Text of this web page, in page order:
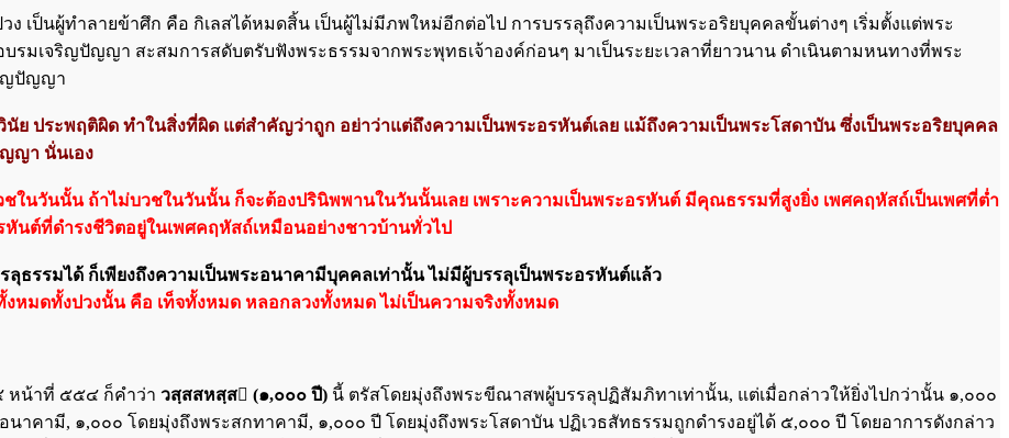
เป็นผู้ทำลายข้าศึก คือ กิเลสได้หมดสิ้น เป็นผู้ไม่มีภพใหม่อีกต่อไป การบรรลุถึงความเป็นพระอริยบุคคลขั้นต่างๆ เริ่มตั้งแต่พระ
มเจริญปัญญา สะสมการสดับตรับฟังพระธรรมจากพระพุทธเจ้าองค์ก่อนๆ มาเป็นระยะเวลาที่ยาวนาน ดำเนินตามหนทางที่พระ
ญปัญญา
ย ประพฤติผิด ทำในสิ่งที่ผิด แต่สำคัญว่าถูก อย่าว่าแต่ถึงความเป็นพระอรหันต์เลย แม้ถึงความเป็นพระโสดาบัน ซึ่งเป็นพระอริยบุคคล
ญา นั่นเอง
ในวันนั้น ถ้าไม่บวชในวันนั้น ก็จะต้องปรินิพพานในวันนั้นเลย เพราะความเป็นพระอรหันต์ มีคุณธรรมที่สูงยิ่ง เพศคฤหัสถ์เป็นเพศที่ต่ำ
นต์ที่ดำรงชีวิตอยู่ในเพศคฤหัสถ์เหมือนอย่างชาวบ้านทั่วไป
ธรรมได้ ก็เพียงถึงความเป็นพระอนาคามีบุคคลเท่านั้น ไม่มีผู้บรรลุเป็นพระอรหันต์แล้ว
มดทั้งปวงนั้น คือ เท็จทั้งหมด หลอกลวงทั้งหมด ไม่เป็นความจริงทั้งหมด
หน้าที่ ๕๕๔ ก็คำว่า วสฺสสหสฺส (๑,๐๐๐ ปี) นี้ ตรัสโดยมุ่งถึงพระขีณาสพผู้บรรลุปฏิสัมภิทาเท่านั้น, แต่เมื่อกล่าวให้ยิ่งไปกว่านั้น ๑,๐๐๐
คามี, ๑,๐๐๐ โดยมุ่งถึงพระสกทาคามี, ๑,๐๐๐ ปี โดยมุ่งถึงพระโสดาบัน ปฏิเวธสัทธรรมถูกดำรงอยู่ได้ ๕,๐๐๐ ปี โดยอาการดังกล่าว